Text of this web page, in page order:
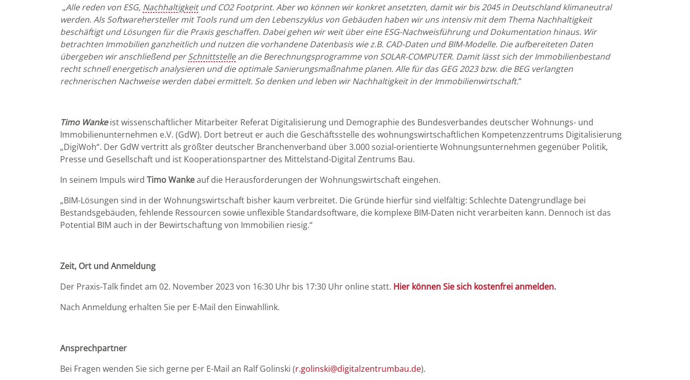
„Alle reden von ESG, Nachhaltigkeitund CO2 Footprint. Aber wo können wir konkret ansetzten, damit wir bis 2045 in Deutschland klimaneutral
werden. Als Softwarehersteller mit Tools rund um den Lebenszyklus von Gebäuden haben wir uns intensiv mit dem Thema Nachhaltigkeit
beschäftigt und Lösungen für die Praxis geschaffen. Dabei gehen wir weit über eine ESG-Nachweisführung und Dokumentation hinaus. Wir
betrachten Immobilien ganzheitlich und nutzen die vorhandene Datenbasis wie z.B. CAD-Daten und BIM-Modelle. Die aufbereiteten Daten
übergeben wir anschließend perSchnittstellean die Berechnungsprogramme von SOLAR-COMPUTER. Damit lässt sich der Immobilienbestand
recht schnell energetisch analysieren und die optimale Sanierungsmaßnahme planen. Alle für das GEG 2023 bzw. die BEG verlangten
rechnerischen Nachweise werden dabei ermittelt. So denken und leben wir Nachhaltigkeit in der Immobilienwirtschaft.“
Timo Wankeist wissenschaftlicher Mitarbeiter Referat Digitalisierung und Demographie des Bundesverbandes deutscher Wohnungs- und
Immobilienunternehmen e.V. (GdW). Dort betreut er auch die Geschäftsstelle des wohnungswirtschaftlichen Kompetenzzentrums Digitalisierung
„DigiWoh“. Der GdW vertritt als größter deutscher Branchenverband über 3.000 sozial-orientierte Wohnungsunternehmen gegenüber Politik,
Presse und Gesellschaft und ist Kooperationspartner des Mittelstand-Digital Zentrums Bau.
In seinem Impuls wird Timo Wankeauf die Herausforderungen derWohnungswirtschaft eingehen.
„BIM-Lösungen sind in der Wohnungswirtschaft bisher kaum verbreitet. Die Gründe hierfür sind vielfältig: Schlechte Datengrundlage bei
Bestandsgebäuden, fehlende Ressourcen sowie unflexible Standardsoftware, die komplexe BIM-Daten nicht verarbeiten kann. Dennoch ist das
Potential BIM auch in der Bewirtschaftung von Immobilien riesig.“
Zeit, Ort und Anmeldung
Der Praxis-Talk findet am 02. November 2023 von 16:30 Uhr bis 17:30 Uhr online statt. Hier können Sie sich kostenfrei anmelden.
Nach Anmeldung erhalten Sie per E-Mail den Einwahllink.
Ansprechpartner
Bei Fragen wenden Sie sich gerne per E-Mail an Ralf Golinski (r.golinski@digitalzentrumbau.de).